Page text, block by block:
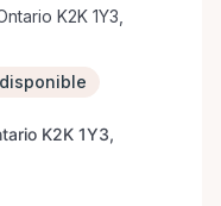
K2K 1Y3,